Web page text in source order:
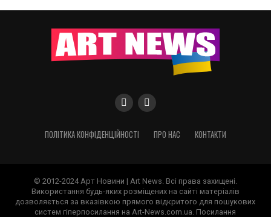
ПОЛІТИКА КОНФІДЕНЦІЙНОСТІ ПРО НАС КОНТАКТИ
© 2012-2024 Арт Новини | Art News. Всі права захищені.
Використання будь-яких розміщених на сайті матеріалів
дозволяється за вказівкою прямого відкритого для пошукових
систем гіперпосилання на Art-News.com.ua. Посилання